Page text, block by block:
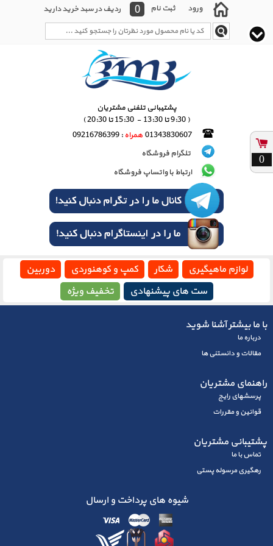
ورود ثبت نام 0 ردیف در سبد خرید دارید
پشتیبانی تلفنی مشتریان
( 9:30 تا 13:30 - 15:30 تا 20:30 )
01343830607 همراه : 09216786399
تلگرام فروشگاه
ارتباط با واتساپ فروشگاه
لوازم ماهیگیری شکار کمپ و کوهنوردی
دوربین
ست های پیشنهادی
تخفیف ویژه
با ما بیشتر آشنا شوید
درباره ما
مقالات و دانستنی ها
راهنمای مشتریان
پرسشهای رايج
قوانین و مقررات
پشتیبانی مشتریان
تماس با ما
رهگیری مرسوله پستی
شیوه های پرداخت و ارسال
0